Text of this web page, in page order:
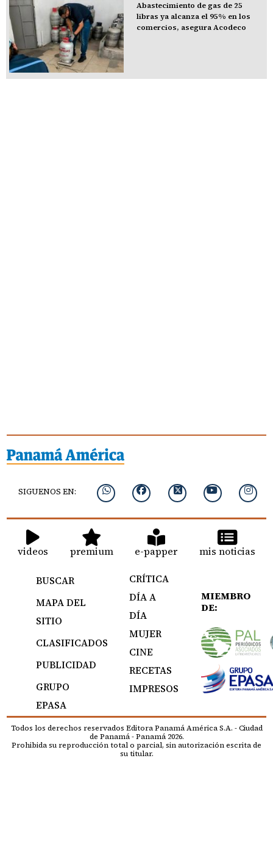
Abastecimiento de gas de 25
libras ya alcanza el 95% en los
comercios, asegura Acodeco
SIGUENOS EN:
videos premium e-papper mis noticias
BUSCAR
MAPA DEL
SITIO
CLASIFICADOS
PUBLICIDAD
GRUPO
EPASA
CRÍTICA
DÍA A
DÍA
MUJER
CINE
RECETAS
IMPRESOS
MIEMBRO
DE:
Todos los derechos reservados Editora Panamá América S.A. - Ciudad
de Panamá - Panamá 2026.
Prohibida su reproducción total o parcial, sin autorización escrita de
su titular.